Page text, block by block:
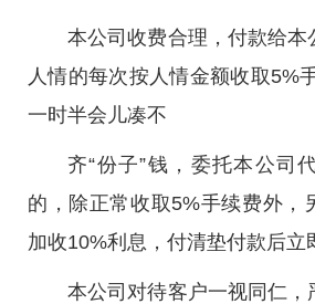
本公司收费合理，付款给本
人情的每次按人情金额收取5%
一时半会儿凑不
齐“份子”钱，委托本公司
的，除正常收取5%手续费外，
加收10%利息，付清垫付款后立
本公司对待客户一视同仁，